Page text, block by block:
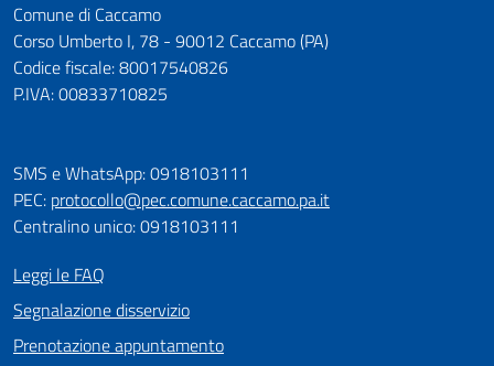
Comune di Caccamo
Corso Umberto I, 78 - 90012 Caccamo (PA)
Codice fiscale: 80017540826
P.IVA: 00833710825
SMS e WhatsApp: 0918103111
PEC: protocollo@pec.comune.caccamo.pa.it
Centralino unico: 0918103111
Leggi le FAQ
Segnalazione disservizio
Prenotazione appuntamento